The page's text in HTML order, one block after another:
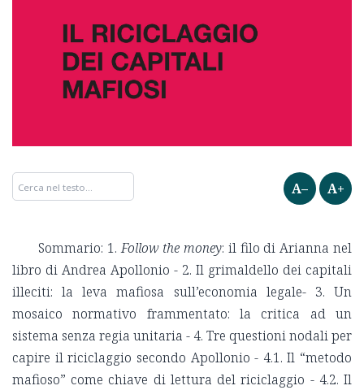
A– A+
Sommario: 1.Follow the money: il filo di Arianna nel
libro di Andrea Apollonio - 2. Il grimaldello dei capitali
illeciti: la leva mafiosa sull’economia legale- 3. Un
mosaico normativo frammentato: la critica ad un
sistema senza regia unitaria - 4. Tre questioni nodali per
capire il riciclaggio secondo Apollonio - 4.1. Il “metodo
mafioso” come chiave di lettura del riciclaggio - 4.2. Il